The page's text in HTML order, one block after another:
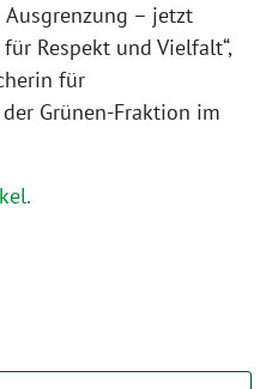
– jetzt
Respekt und Vielfalt“,
für
Grünen-Fraktion im